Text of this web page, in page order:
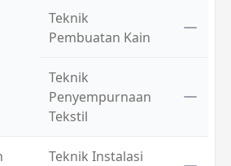
Teknik
Pembuatan Kain
Teknik
Penyempurnaan
Tekstil
Teknik Instalasi